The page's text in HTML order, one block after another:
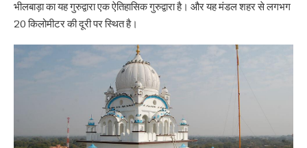
भीलबाड़ा का यह गुरुद्वारा एक ऐतिहासिक गुरुद्वारा है। और यह मंडल शहर से लगभग
20 किलोमीटर की दूरी पर स्थित है।